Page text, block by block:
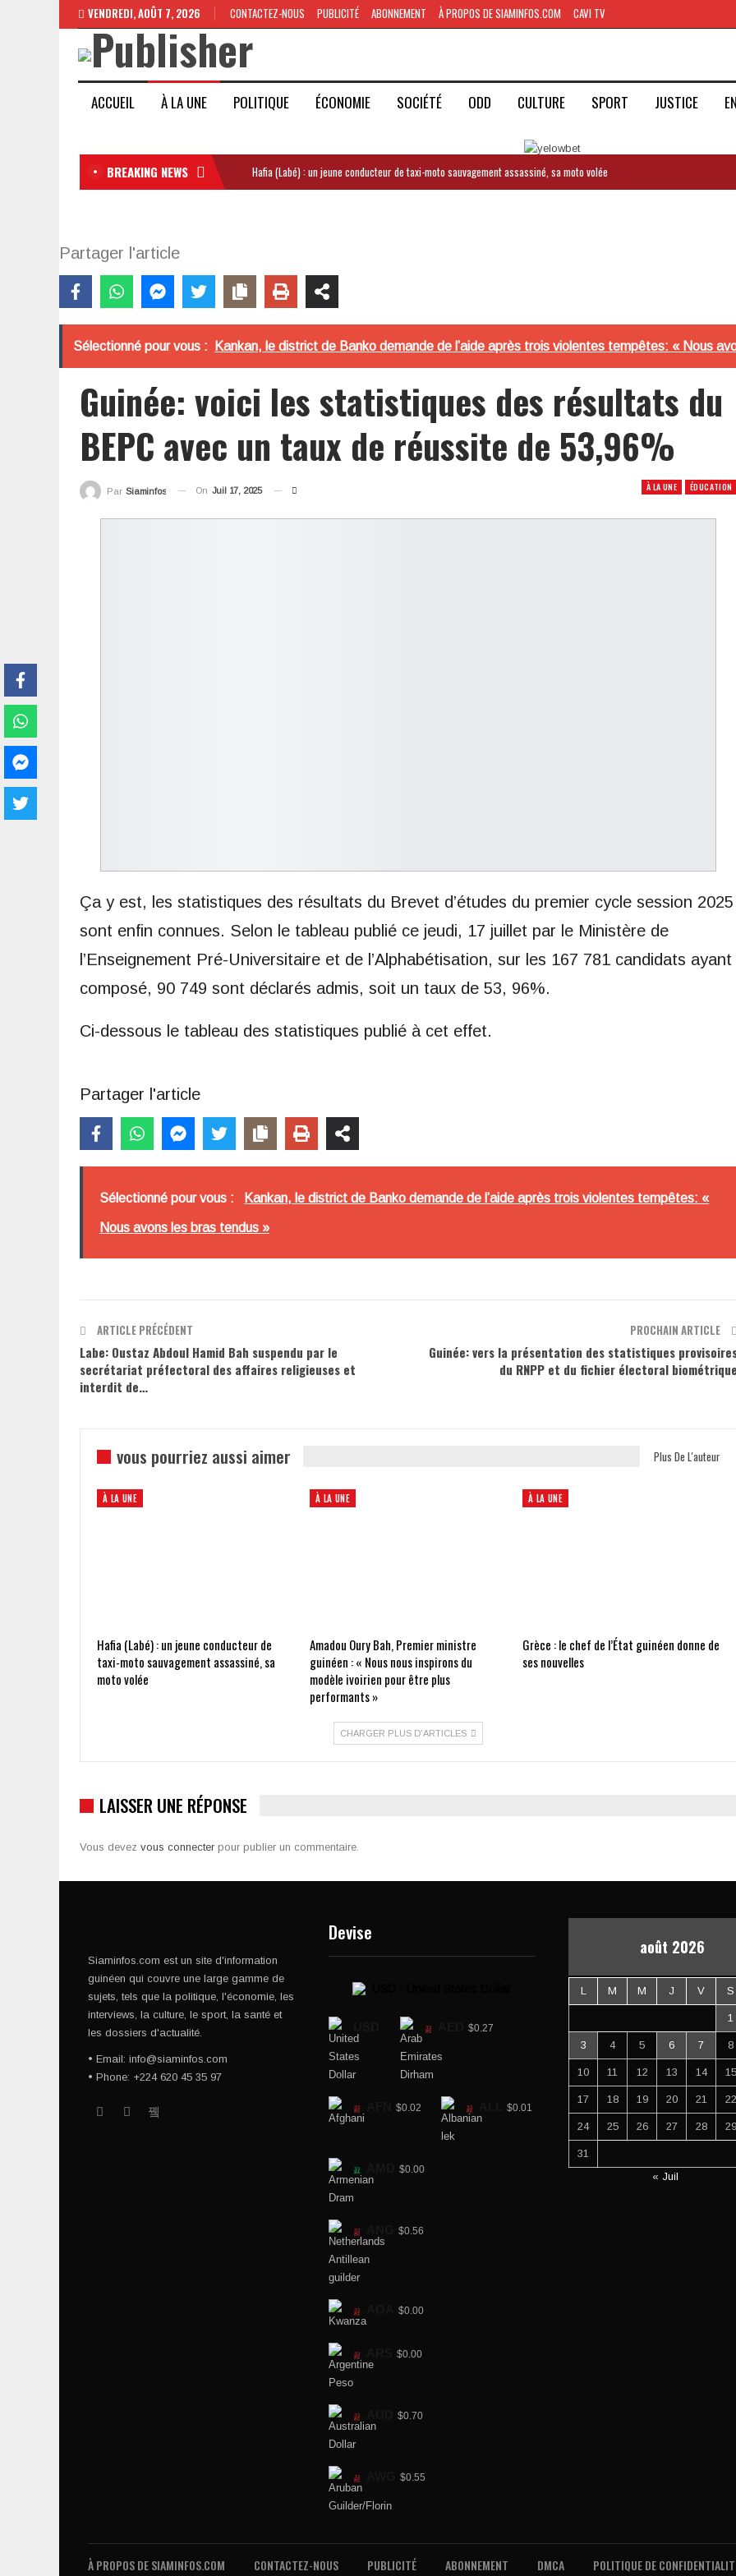
VENDREDI, AOÛT 7, 2026 CONTACTEZ-NOUS PUBLICITÉ ABONNEMENT À PROPOS DE SIAMINFOS.COM CAVI TV
ACCUEIL À LA UNE POLITIQUE ÉCONOMIE SOCIÉTÉ ODD CULTURE SPORT JUSTICE
BREAKING NEWS Hafia (Labé) : un jeune conducteur de taxi-moto sauvagement assassiné, sa moto volée
Partager l'article
Sélectionné pour vous : Kankan, le district de Banko demande de l’aide après trois violentes tempêtes: « Nous
Guinée: voici les statistiques des résultats du
BEPC avec un taux de réussite de 53,96%
À LA UNE ÉDUCATION
Par Siaminfos On Juil 17, 2025
Ça y est, les statistiques des résultats du Brevet d’études du premier cycle session 2025
sont enfin connues. Selon le tableau publié ce jeudi, 17 juillet par le Ministère de
l’Enseignement Pré-Universitaire et de l’Alphabétisation, sur les 167 781 candidats ayant
composé, 90 749 sont déclarés admis, soit un taux de 53, 96%.
Ci-dessous le tableau des statistiques publié à cet effet.
Partager l'article
Sélectionné pour vous : Kankan, le district de Banko demande de l’aide après trois violentes tempêtes: «
Nous avons les bras tendus »
ARTICLE PRÉCÉDENT
Labe: Oustaz Abdoul Hamid Bah suspendu par le
secrétariat préfectoral des affaires religieuses et
interdit de…
PROCHAIN ARTICLE
Guinée: vers la présentation des statistiques
du RNPP et du fichier électoral
vous pourriez aussi aimer Plus De L'auteur
À LA UNE
Hafia (Labé) : un jeune conducteur de
taxi-moto sauvagement assassiné, sa
moto volée
À LA UNE
Amadou Oury Bah, Premier ministre
guinéen : « Nous nous inspirons du
modèle ivoirien pour être plus
performants »
À LA UNE
Grèce : le chef de l’État guinéen donne de
ses nouvelles
CHARGER PLUS D'ARTICLES
LAISSER UNE RÉPONSE
Vous devez vous connecter pour publier un commentaire.
Siaminfos.com est un site d'information
guinéen qui couvre une large gamme de
sujets, tels que la politique, l'économie, les
interviews, la culture, le sport, la santé et
les dossiers d'actualité.
• Email: info@siaminfos.com
• Phone: +224 620 45 35 97
Devise
$0.27
$0.02 $0.01
$0.00
$0.56
$0.00
$0.00
$0.70
$0.55
août 2026
L M M J V S
1
3 4 5 6 7 8
10 11 12 13 14 15
17 18 19 20 21 22
24 25 26 27 28 29
31
« Juil
À PROPOS DE SIAMINFOS.COM CONTACTEZ-NOUS PUBLICITÉ ABONNEMENT DMCA POLITIQUE DE